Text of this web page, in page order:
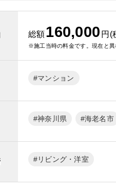
総額160,000 円(
※施工当時の料金です。現在と異
マンション
神奈川県 海老名市
リビング・洋室